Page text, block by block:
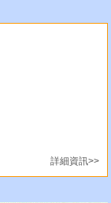
詳細資訊>>